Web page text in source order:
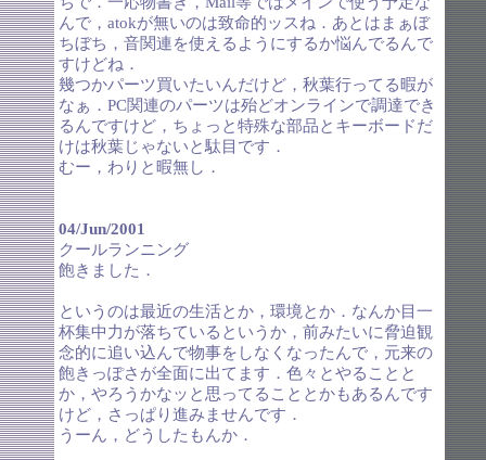
んで，atokが無いのは致命的ッスね．あとはまぁぼ
ちぼち，音関連を使えるようにするか悩んでるんで
すけどね．
幾つかパーツ買いたいんだけど，秋葉行ってる暇が
なぁ．PC関連のパーツは殆どオンラインで調達でき
るんですけど，ちょっと特殊な部品とキーボードだ
けは秋葉じゃないと駄目です．
むー，わりと暇無し．
04/Jun/2001
クールランニング
飽きました．
というのは最近の生活とか，環境とか．なんか目一
杯集中力が落ちているというか，前みたいに脅迫観
念的に追い込んで物事をしなくなったんで，元来の
飽きっぽさが全面に出てます．色々とやることと
か，やろうかなッと思ってることとかもあるんです
けど，さっぱり進みませんです．
うーん，どうしたもんか．